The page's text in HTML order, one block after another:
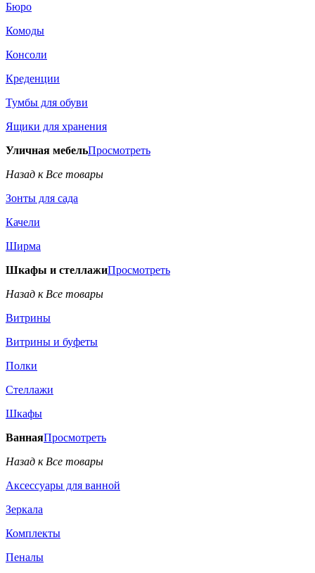
Бюро
Комоды
Консоли
Креденции
Тумбы для обуви
Ящики для хранения
Уличная мебельПросмотреть
Назад к Все товары
Зонты для сада
Качели
Ширма
Шкафы и стеллажиПросмотреть
Назад к Все товары
Витрины
Витрины и буфеты
Полки
Стеллажи
Шкафы
ВаннаяПросмотреть
Назад к Все товары
Аксессуары для ванной
Зеркала
Комплекты
Пеналы